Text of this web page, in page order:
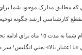
که مطابق مدارک موجود شما
کارشناسي ارشد چگونه
د) طبق مدارک موجود درخواست
اعتبار بالا» يعني انگليس!